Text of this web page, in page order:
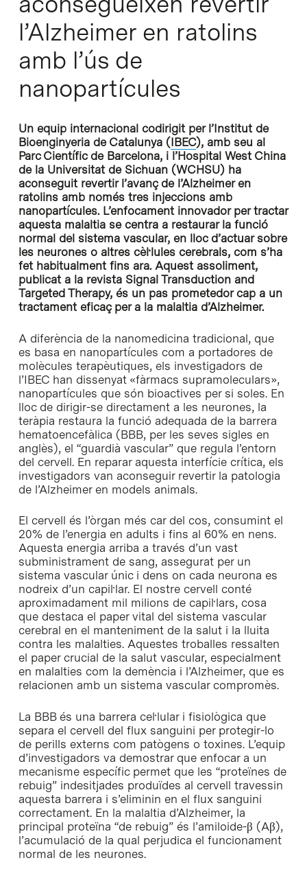
l’Alzheimer en ratolins
amb l’ús de
nanopartícules
Un equip internacional codirigit per l’Institut de
Bioenginyeria de Catalunya (IBEC), amb seu al
Parc Científic de Barcelona, i l’Hospital West China
de la Universitat de Sichuan (WCHSU) ha
aconseguit revertir l’avanç de l’Alzheimer en
ratolins amb només tres injeccions amb
nanopartícules. L’enfocament innovador per tractar
aquesta malaltia se centra a restaurar la funció
normal del sistema vascular, en lloc d’actuar sobre
les neurones o altres cèl·lules cerebrals, com s’ha
fet habitualment fins ara. Aquest assoliment,
publicat a la revista Signal Transduction and
Targeted Therapy, és un pas prometedor cap a un
tractament eficaç per a la malaltia d’Alzheimer.
A diferència de la nanomedicina tradicional, que
es basa en nanopartícules com a portadores de
molècules terapèutiques, els investigadors de
l’IBEC han dissenyat «fàrmacs supramoleculars»,
nanopartícules que són bioactives per si soles. En
lloc de dirigir-se directament a les neurones, la
teràpia restaura la funció adequada de la barrera
hematoencefàlica (BBB, per les seves sigles en
anglès), el “guardià vascular” que regula l’entorn
del cervell. En reparar aquesta interfície crítica, els
investigadors van aconseguir revertir la patologia
de l’Alzheimer en models animals.
El cervell és l’òrgan més car del cos, consumint el
20% de l’energia en adults i fins al 60% en nens.
Aquesta energia arriba a través d’un vast
subministrament de sang, assegurat per un
sistema vascular únic i dens on cada neurona es
nodreix d’un capil·lar. El nostre cervell conté
aproximadament mil milions de capil·lars, cosa
que destaca el paper vital del sistema vascular
cerebral en el manteniment de la salut i la lluita
contra les malalties. Aquestes troballes ressalten
el paper crucial de la salut vascular, especialment
en malalties com la demència i l’Alzheimer, que es
relacionen amb un sistema vascular compromès.
La BBB és una barrera cel·lular i fisiològica que
separa el cervell del flux sanguini per protegir-lo
de perills externs com patògens o toxines. L’equip
d’investigadors va demostrar que enfocar a un
mecanisme específic permet que les “proteïnes de
rebuig” indesitjades produïdes al cervell travessin
aquesta barrera i s’eliminin en el flux sanguini
correctament. En la malaltia d’Alzheimer, la
principal proteïna “de rebuig” és l’amiloide-β (Aβ),
l’acumulació de la qual perjudica el funcionament
normal de les neurones.